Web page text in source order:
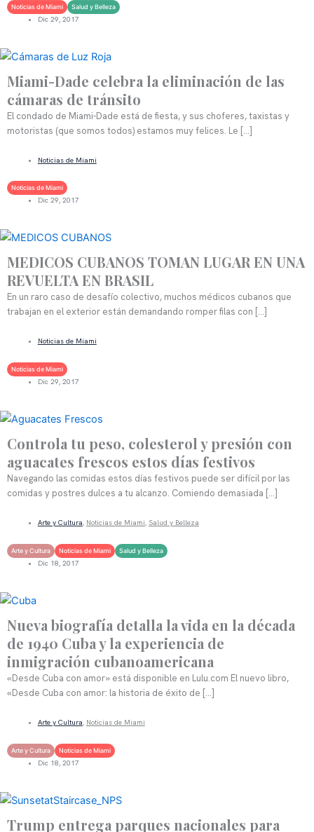
Noticias de Miami Salud y Belleza
Dic 29, 2017
Noticias de Miami
Noticias de Miami
Dic 29, 2017
Miami-Dade celebra la eliminación de las
cámaras de tránsito
El condado de Miami-Dade está de fiesta, y sus choferes, taxistas y
motoristas (que somos todos) estamos muy felices. Le […]
Noticias de Miami
Noticias de Miami
Dic 29, 2017
MEDICOS CUBANOS TOMAN LUGAR EN UNA
REVUELTA EN BRASIL
En un raro caso de desafío colectivo, muchos médicos cubanos que
trabajan en el exterior están demandando romper filas con […]
Arte y Cultura, Noticias de Miami, Salud y Belleza
Arte y Cultura Noticias de Miami Salud y Belleza
Dic 18, 2017
Controla tu peso, colesterol y presión con
aguacates frescos estos días festivos
Navegando las comidas estos días festivos puede ser difícil por las
comidas y postres dulces a tu alcanzo. Comiendo demasiada […]
Arte y Cultura, Noticias de Miami
Arte y Cultura Noticias de Miami
Dic 18, 2017
Nueva biografía detalla la vida en la década
de 1940 Cuba y la experiencia de
inmigración cubanoamericana
«Desde Cuba con amor» está disponible en Lulu.com El nuevo libro,
«Desde Cuba con amor: la historia de éxito de […]
Trump entrega parques nacionales para